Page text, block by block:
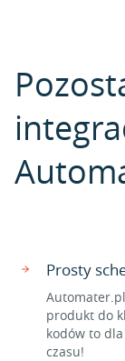
Prosty
produkt do
kodów to
czasu!